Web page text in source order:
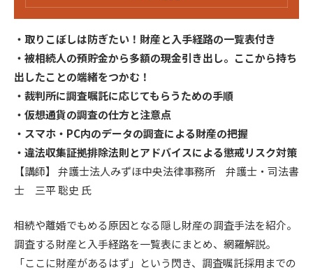
・取りこぼしは防ぎたい！財産と入手経路の一覧表付き
・被相続人の預貯金から多額の現金引き出し。ここから持ち
出したことの端緒をつかむ！
・裁判所に調査嘱託に応じてもらうための手順
・仮想通貨の調査の仕方と注意点
・スマホ・PC内のデータの調査による財産の把握
・違法収集証拠排除法則とアドバイスによる懲戒リスク対策
【講師】 弁護士法人みずほ中央法律事務所 弁護士・司法書
士 三平 聡史 氏
相続や離婚でもめる原因となる隠し財産の調査手法を紹介。
調査する財産と入手経路を一覧表にまとめ、網羅解説。
「ここに財産があるはず」という閃き、調査嘱託採用までの